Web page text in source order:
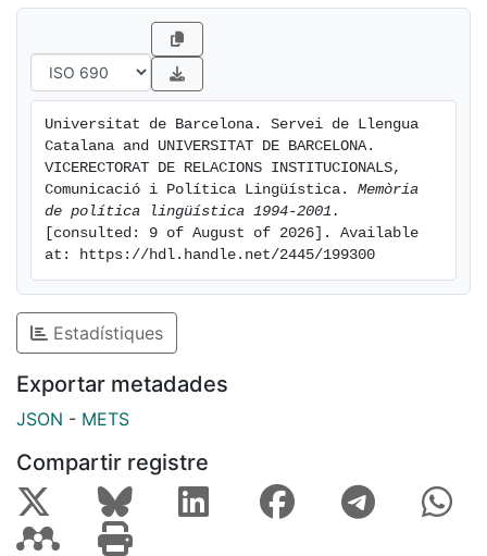
Universitat de Barcelona. Servei de Llengua
Catalana and UNIVERSITAT DE BARCELONA.
VICERECTORAT DE RELACIONS INSTITUCIONALS,
Comunicació i Política Lingüística. Memòria
de política lingüística 1994-2001.
[consulted: 9 of August of 2026]. Available
at: https://hdl.handle.net/2445/199300
Estadístiques
Exportar metadades
JSON - METS
Compartir registre